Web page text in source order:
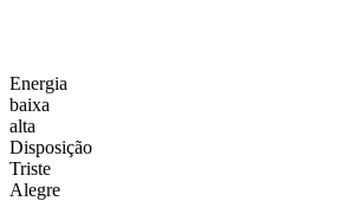
Energia
baixa
alta
Disposição
Triste
Alegre